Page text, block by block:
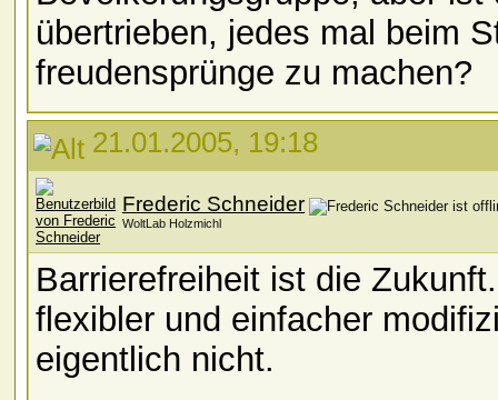
übertrieben, jedes mal beim
freudensprünge zu machen?
21.01.2005, 19:18
Frederic Schneider
WoltLab Holzmichl
Barrierefreiheit ist die
flexibler und einfacher
eigentlich nicht.